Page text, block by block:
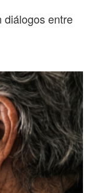
diálogos entre